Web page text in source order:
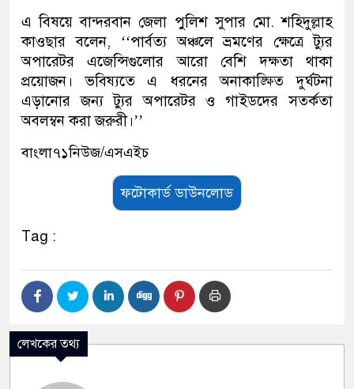
এ বিষয়ে বান্দরবান জেলা পুলিশ সুপার মো. শহিদুল্লাহ
কাওছার বলেন, ‘‘পার্বত্য অঞ্চলে ভ্রমণের ক্ষেত্রে ট্যুর
অপারেটর এজেন্সিগুলোর আরো বেশি দক্ষতা থাকা
প্রয়োজন। ভবিষ্যতে এ ধরনের অনাকাঙ্ক্ষিত দুর্ঘটনা
এড়ানোর জন্য ট্যুর অপারেটর ও গাইডদের সতর্কতা
অবলম্বন করা জরুরী।’’
বাংলা৭১নিউজ/এসএইচ
ফটোকার্ড ডাউনলোড
Tag :
লেখকের তথ্য